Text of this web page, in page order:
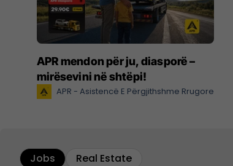
APR mendon për ju, diasporë –
mirësevini në shtëpi!
APR - Asistencë E Përgjithshme Rrugore
Jobs Real Estate